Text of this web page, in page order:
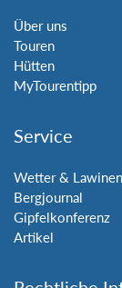
Über uns
Touren
Hütten
MyTourentipp
Service
Wetter &
Bergjournal
Gipfelkonferenz
Artikel